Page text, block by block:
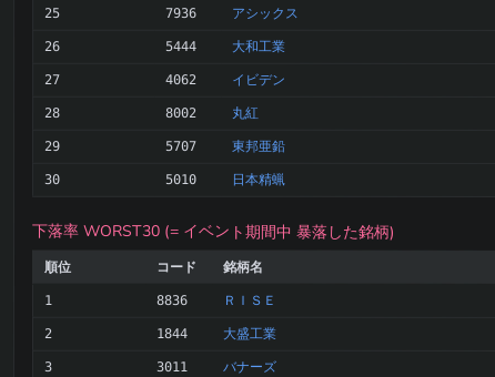
25 7936 アシックス
26 5444 大和工業
27 4062 イビデン
28 8002 丸紅
29 5707 東邦亜鉛
30 5010 日本精蝋
下落率 WORST30 (= イベント期間中 暴落した銘柄)
順位 コード 銘柄名
1 8836 ＲＩＳＥ
2 1844 大盛工業
3 3011 バナーズ